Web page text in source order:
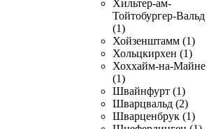
Хильтер-ам-
Тойтобургер-Вальд
(1)
Хойзенштамм (1)
Хольцкирхен (1)
Хоххайм-на-Майне
(1)
Швайнфурт (1)
Шварцвальд (2)
Шварценбрук (1)